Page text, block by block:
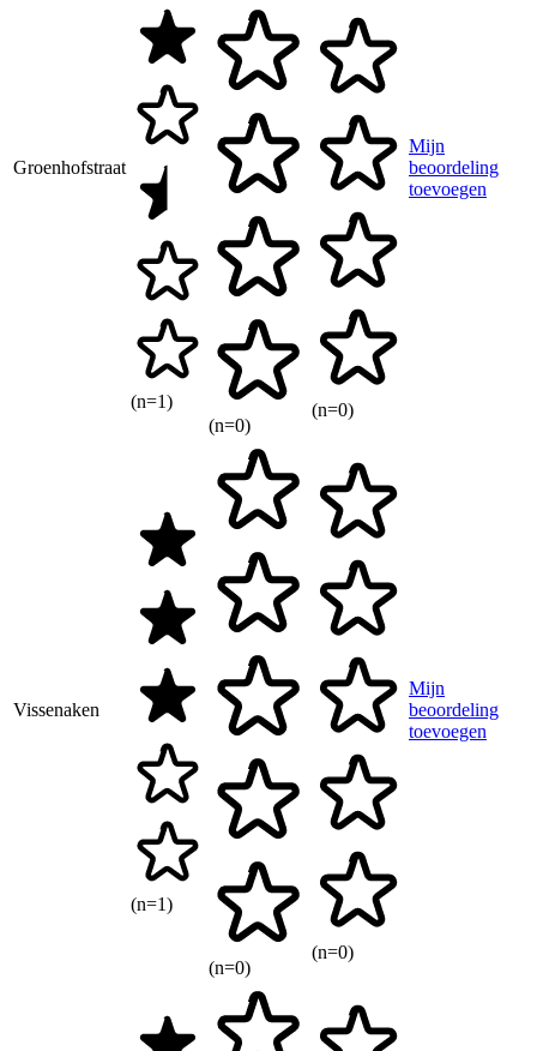
Groenhofstraat
(n=1)
(n=0)
(n=0)
Mijn
beoordeling
toevoegen
Vissenaken
(n=1)
(n=0)
(n=0)
Mijn
beoordeling
toevoegen